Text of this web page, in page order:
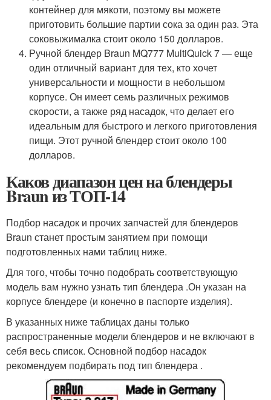
контейнер для мякоти, поэтому вы можете
приготовить большие партии сока за один раз. Эта
соковыжималка стоит около 150 долларов.
Ручной блендер Braun MQ777 MultiQuick 7 — еще
один отличный вариант для тех, кто хочет
универсальности и мощности в небольшом
корпусе. Он имеет семь различных режимов
скорости, а также ряд насадок, что делает его
идеальным для быстрого и легкого приготовления
пищи. Этот ручной блендер стоит около 100
долларов.
Каков диапазон цен на блендеры
Braun из ТОП-14
Подбор насадок и прочих запчастей для блендеров
Braun станет простым занятием при помощи
подготовленных нами таблиц ниже.
Для того, чтобы точно подобрать соответствующую
модель вам нужно узнать тип блендера .Он указан на
корпусе блендере (и конечно в паспорте изделия).
В указанных ниже таблицах даны только
распространенные модели блендеров и не включают в
себя весь список. Основной подбор насадок
рекомендуем подбирать под тип блендера .